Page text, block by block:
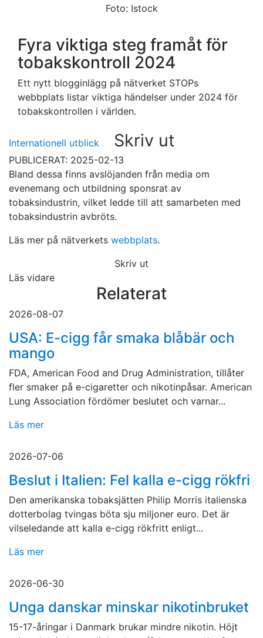
Foto: Istock
Fyra viktiga steg framåt för
tobakskontroll 2024
Ett nytt blogginlägg på nätverket STOPs
webbplats listar viktiga händelser under 2024 för
tobakskontrollen i världen.
Internationell utblick Skriv ut
PUBLICERAT: 2025-02-13
Bland dessa finns avslöjanden från media om
evenemang och utbildning sponsrat av
tobaksindustrin, vilket ledde till att samarbeten med
tobaksindustrin avbröts.
Läs mer på nätverkets webbplats.
Skriv ut
Läs vidare
Relaterat
2026-08-07
USA: E-cigg får smaka blåbär och
mango
FDA, American Food and Drug Administration, tillåter
fler smaker på e-cigaretter och nikotinpåsar. American
Lung Association fördömer beslutet och varnar...
Läs mer
2026-07-06
Beslut i Italien: Fel kalla e-cigg rökfri
Den amerikanska tobaksjätten Philip Morris italienska
dotterbolag tvingas böta sju miljoner euro. Det är
vilseledande att kalla e-cigg rökfritt enligt...
Läs mer
2026-06-30
Unga danskar minskar nikotinbruket
15-17-åringar i Danmark brukar mindre nikotin. Höjt